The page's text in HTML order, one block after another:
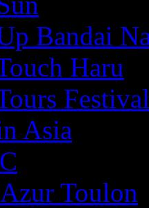
Bandai
Haru
Festival
Asia
Toulon